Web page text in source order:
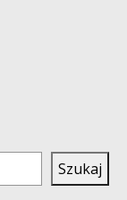
Szukaj